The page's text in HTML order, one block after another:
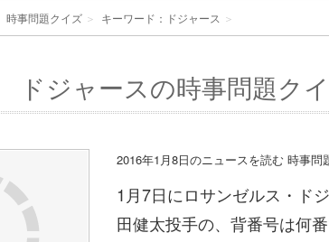
時事問題クイズ ＞ キーワード：ドジャース ＞
ドジャースの時事問題ク
2016年1月8日のニュースを読む 時事問
1月7日にロサンゼルス・ド
田健太投手の、背番号は何